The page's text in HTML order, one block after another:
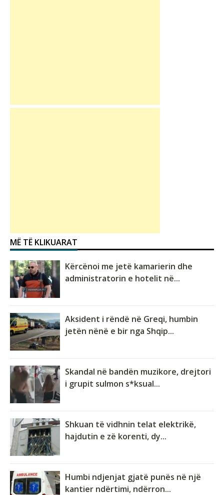
MË TË KLIKUARAT
Kërcënoi me jetë kamarierin dhe
administratorin e hotelit në...
Aksident i rëndë në Greqi, humbin
jetën nënë e bir nga Shqip...
Skandal në bandën muzikore, drejtori
i grupit sulmon s*ksual...
Shkuan të vidhnin telat elektrikë,
hajdutin e zë korenti, dy...
Humbi ndjenjat gjatë punës në një
kantier ndërtimi, ndërron...